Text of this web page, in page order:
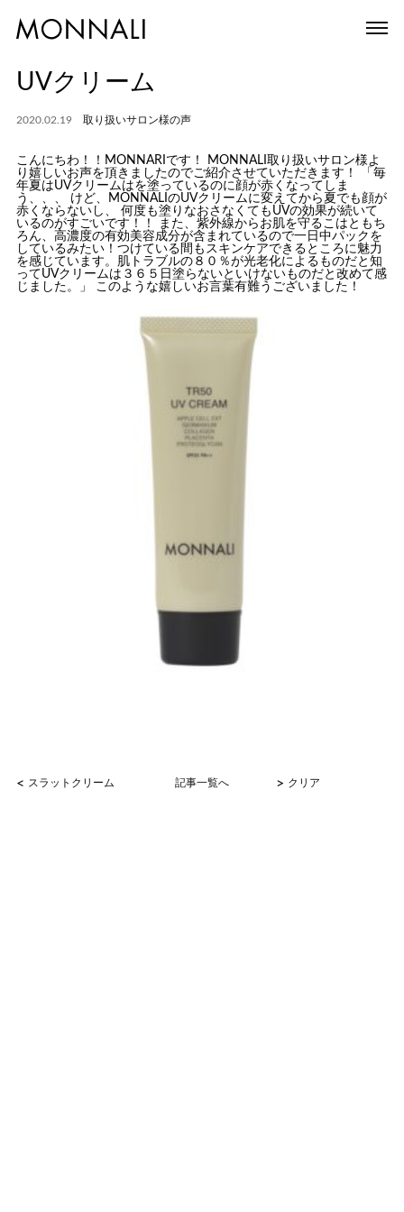
UVクリーム
2020.02.19 取り扱いサロン様の声
こんにちわ！！MONNARIです！ MONNALI取り扱いサロン様よ
り嬉しいお声を頂きましたのでご紹介させていただきます！ 「毎
年夏はUVクリームはを塗っているのに顔が赤くなってしま
う、、、 けど、MONNALIのUVクリームに変えてから夏でも顔が
赤くならないし、 何度も塗りなおさなくてもUVの効果が続いて
いるのがすごいです！！ また、紫外線からお肌を守るこはともち
ろん、高濃度の有効美容成分が含まれているので一日中パックを
しているみたい！つけている間もスキンケアできるところに魅力
を感じています。肌トラブルの８０％が光老化によるものだと知
ってUVクリームは３６５日塗らないといけないものだと改めて感
じました。」 このような嬉しいお言葉有難うございました！
< スラットクリーム 記事一覧へ > クリア